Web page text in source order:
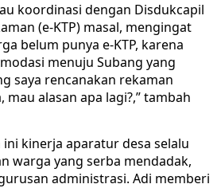
koordinasi dengan Disdukcapil
(e-KTP) masal, mengingat
belum punya e-KTP, karena
menuju Subang yang
saya rencanakan rekaman
alasan apa lagi?,” tambah
kinerja aparatur desa selalu
warga yang serba mendadak,
administrasi. Adi memberi